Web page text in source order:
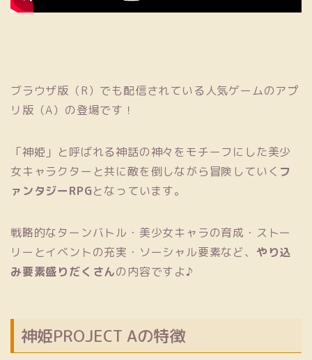
ブラウザ版（R）でも配信されている人気ゲームのアプ
リ版（A）の登場です！
「神姫」と呼ばれる神話の神々をモチーフにした美少
女キャラクターと共に敵を倒しながら冒険していく フ
ァンタジーRPGとなっています。
戦略的なターンバトル・美少女キャラの育成・ストー
リーとイベントの充実・ソーシャル要素など、 やり込
み要素盛りだくさんの内容ですよ♪
神姫PROJECT Aの特徴